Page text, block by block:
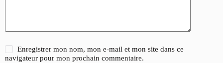
Enregistrer mon nom, mon e-mail et mon site dans ce
navigateur pour mon prochain commentaire.